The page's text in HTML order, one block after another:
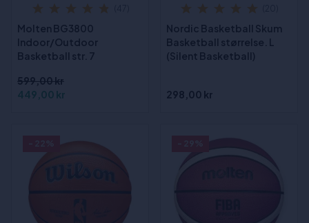
Molten BG3800
Indoor/Outdoor
Basketball str. 7
599,00 kr
449,00 kr
Nordic Basketball Skum
Basketball størrelse. L
(Silent Basketball)
298,00 kr